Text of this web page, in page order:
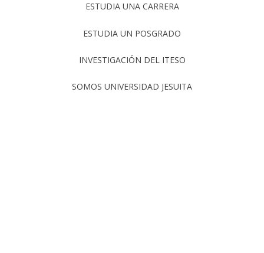
ESTUDIA UNA CARRERA
ESTUDIA UN POSGRADO
INVESTIGACIÓN DEL ITESO
SOMOS UNIVERSIDAD JESUITA